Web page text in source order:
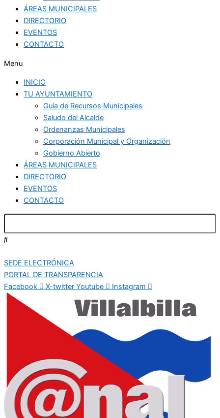
ÁREAS MUNICIPALES
DIRECTORIO
EVENTOS
CONTACTO
Menu
INICIO
TU AYUNTAMIENTO
Guía de Recursos Municipales
Saludo del Alcalde
Ordenanzas Municipales
Corporación Municipal y Organización
Gobierno Abierto
ÁREAS MUNICIPALES
DIRECTORIO
EVENTOS
CONTACTO
SEDE ELECTRÓNICA
PORTAL DE TRANSPARENCIA
Facebook
X-twitter Youtube Instagram